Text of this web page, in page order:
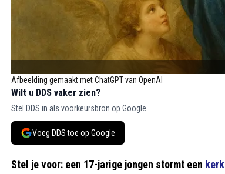
Afbeelding gemaakt met ChatGPT van OpenAI
Wilt u DDS vaker zien?
Stel DDS in als voorkeursbron op Google.
Voeg DDS toe op Google
Stel je voor: een 17-jarige jongen stormt een kerk